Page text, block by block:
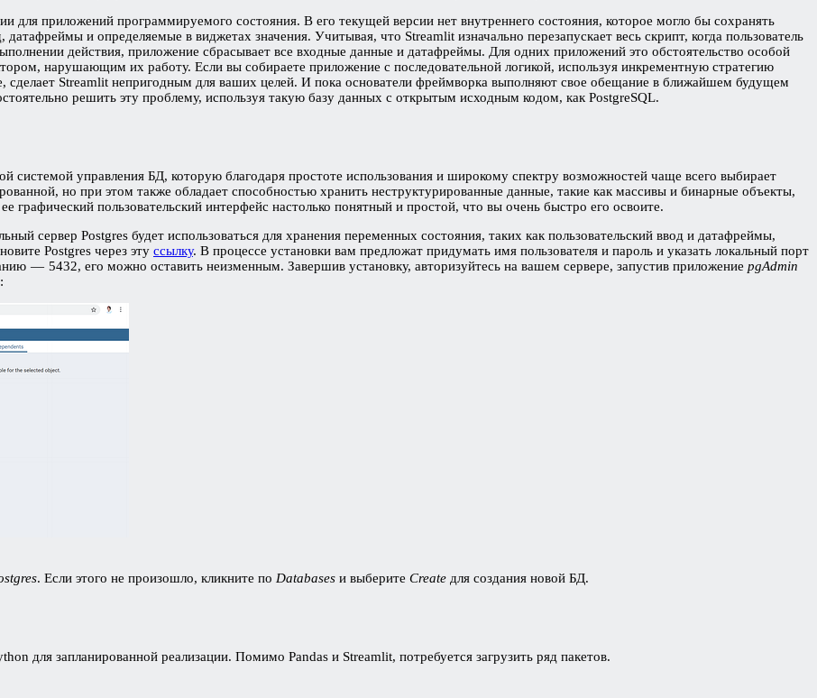
для приложений программируемого состояния. В его текущей версии нет внутреннего состояния, которое могло бы сохранять
и определяемые в виджетах значения. Учитывая, что Streamlit изначально перезапускает весь скрипт, когда пользователь
действия, приложение сбрасывает все входные данные и датафреймы. Для одних приложений это обстоятельство особой
нарушающим их работу. Если вы собираете приложение с последовательной логикой, используя инкрементную стратегию
сделает Streamlit непригодным для ваших целей. И пока основатели фреймворка выполняют свое обещание в ближайшем будущем
решить эту проблему, используя такую базу данных с открытым исходным кодом, как PostgreSQL.
системой управления БД, которую благодаря простоте использования и широкому спектру возможностей чаще всего выбирает
но при этом также обладает способностью хранить неструктурированные данные, такие как массивы и бинарные объекты,
графический пользовательский интерфейс настолько понятный и простой, что вы очень быстро его освоите.
сервер Postgres будет использоваться для хранения переменных состояния, таких как пользовательский ввод и датафреймы,
Postgres через эту ссылку. В процессе установки вам предложат придумать имя пользователя и пароль и указать локальный порт
— 5432, его можно оставить неизменным. Завершив установку, авторизуйтесь на вашем сервере, запустив приложение pgAdmin
. Если этого не произошло, кликните по Databases и выберите Create для создания новой БД.
для запланированной реализации. Помимо Pandas и Streamlit, потребуется загрузить ряд пакетов.